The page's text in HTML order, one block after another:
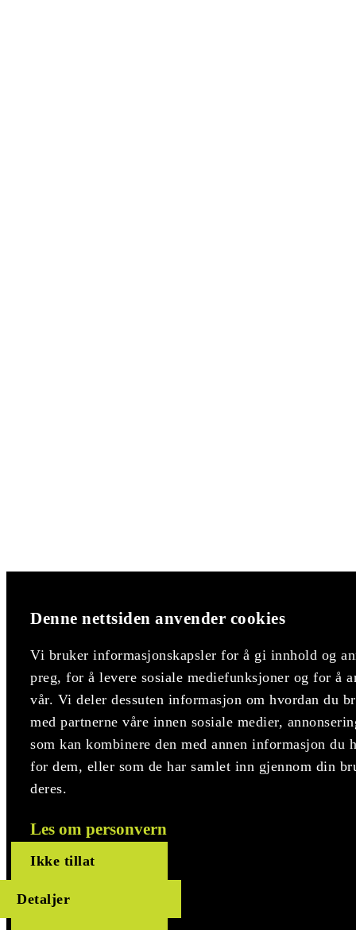
Denne nettsiden anvender cookies
Vi bruker informasjonskapsler for å gi innhold og
preg, for å levere sosiale mediefunksjoner og for å
vår. Vi deler dessuten informasjon om hvordan du
med partnerne våre innen sosiale medier,
som kan kombinere den med annen informasjon
for dem, eller som de har samlet inn gjennom din
deres.
Ikke tillat
Detaljer
Les om personvern